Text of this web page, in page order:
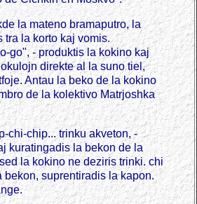
la mateno bramaputro, la
tra la korto kaj vomis.
go", - produktis la kokino kaj
direkte al la suno tiel,
Antau la beko de la kokino
de la kolektivo Matrjoshka
chi-chip... trinku akveton, -
kuratingadis la bekon de la
la kokino ne deziris trinki. chi
bekon, suprentiradis la kapon.